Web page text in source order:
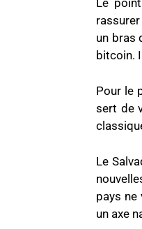
Le
un bras
bitcoin.
Pour le
sert de
Le
pays ne
un axe